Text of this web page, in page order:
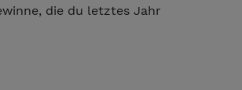
die du letztes Jahr